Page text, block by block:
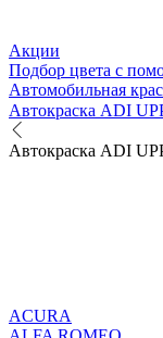
Акции
Подбор цвета с
Автомобильная
Автокраска ADI
Автокраска ADI
ACURA